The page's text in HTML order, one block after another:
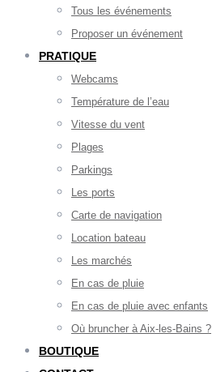
Tous les événements
Proposer un événement
PRATIQUE
Webcams
Température de l’eau
Vitesse du vent
Plages
Parkings
Les ports
Carte de navigation
Location bateau
Les marchés
En cas de pluie
En cas de pluie avec enfants
Où bruncher à Aix-les-Bains ?
BOUTIQUE